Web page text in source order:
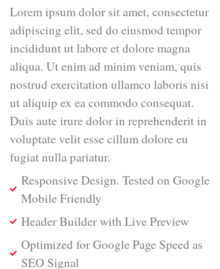
Lorem ipsum dolor sit amet, consectetur
adipiscing elit, sed do eiusmod tempor
incididunt ut labore et dolore magna
aliqua. Ut enim ad minim veniam, quis
nostrud exercitation ullamco laboris nisi
ut aliquip ex ea commodo consequat.
Duis aute irure dolor in reprehenderit in
voluptate velit esse cillum dolore eu
fugiat nulla pariatur.
Responsive Design. Tested on Google
Mobile Friendly
Header Builder with Live Preview
Optimized for Google Page Speed as
SEO Signal